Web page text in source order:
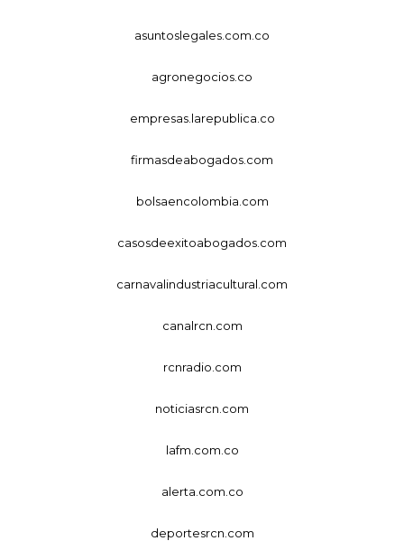
asuntoslegales.com.co
agronegocios.co
empresas.larepublica.co
firmasdeabogados.com
bolsaencolombia.com
casosdeexitoabogados.com
carnavalindustriacultural.com
canalrcn.com
rcnradio.com
noticiasrcn.com
lafm.com.co
alerta.com.co
deportesrcn.com